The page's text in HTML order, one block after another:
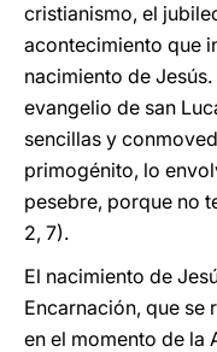
cristianismo, el
acontecimiento que
nacimiento de
evangelio de san
sencillas y
primogénito, lo
pesebre, porque no
2, 7).
El nacimiento de
Encarnación, que se
en el momento de la